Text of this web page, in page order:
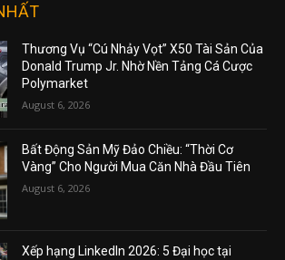
Thương Vụ “Cú Nhảy Vọt” X50 Tài Sản Của
Donald Trump Jr. Nhờ Nền Tảng Cá Cược
Polymarket
August 6, 2026
Bất Động Sản Mỹ Đảo Chiều: “Thời Cơ
Vàng” Cho Người Mua Căn Nhà Đầu Tiên
August 6, 2026
Xếp hạng LinkedIn 2026: 5 Đại học tại